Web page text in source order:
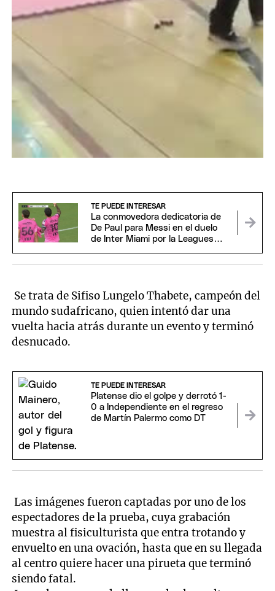
TE PUEDE INTERESAR
La conmovedora dedicatoria de
De Paul para Messi en el duelo
de Inter Miami por la Leagues
Se trata de Sifiso Lungelo Thabete, campeón del
mundo sudafricano, quien intentó dar una
vuelta hacia atrás durante un evento y terminó
desnucado.
TE PUEDE INTERESAR
Platense dio el golpe y derrotó 1-
0 a Independiente en el regreso
de Martín Palermo como DT
Las imágenes fueron captadas por uno de los
espectadores de la prueba, cuya grabación
muestra al fisiculturista que entra trotando y
envuelto en una ovación, hasta que en su llegada
al centro quiere hacer una pirueta que terminó
siendo fatal.